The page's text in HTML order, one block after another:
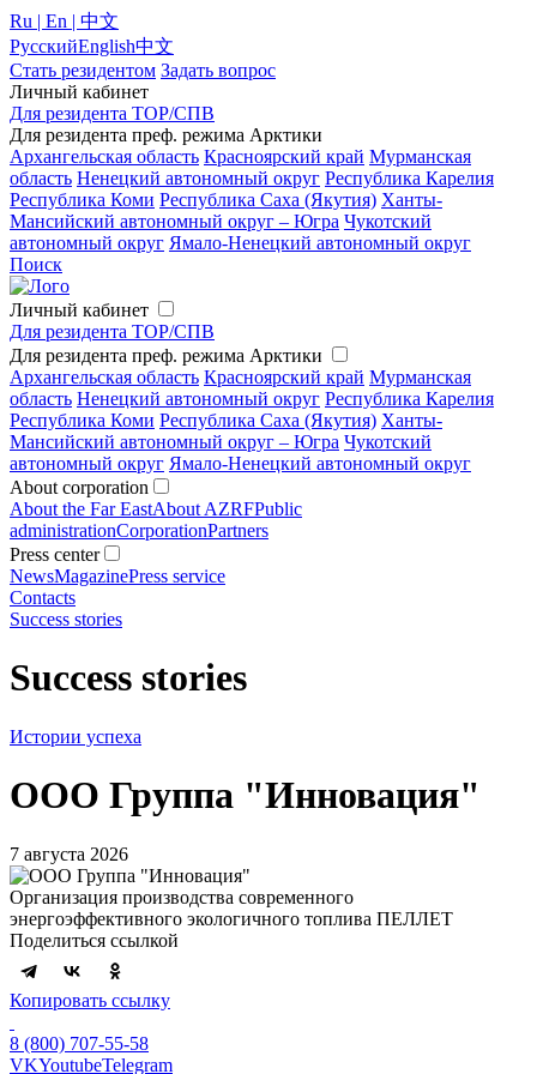
Ru | En | 中文
РусскийEnglish中文
Стать резидентом Задать вопрос
Личный кабинет
Для резидента ТОР/СПВ
Для резидента преф. режима Арктики
Архангельская область Красноярский край Мурманская
область Ненецкий автономный округ Республика Карелия
Республика Коми Республика Саха (Якутия) Ханты-
Мансийский автономный округ – Югра Чукотский
автономный округ Ямало-Ненецкий автономный округ
Поиск
Личный кабинет
Для резидента ТОР/СПВ
Для резидента преф. режима Арктики
Архангельская область Красноярский край Мурманская
область Ненецкий автономный округ Республика Карелия
Республика Коми Республика Саха (Якутия) Ханты-
Мансийский автономный округ – Югра Чукотский
автономный округ Ямало-Ненецкий автономный округ
About corporation
About the Far EastAbout AZRFPublic
administrationCorporationPartners
Press center
NewsMagazinePress service
Contacts
Success stories
Success stories
Истории успеха
ООО Группа "Инновация"
7 августа 2026
Организация производства современного
энергоэффективного экологичного топлива ПЕЛЛЕТ
Поделиться ссылкой
Копировать ссылку
8 (800) 707-55-58
VKYoutubeTelegram